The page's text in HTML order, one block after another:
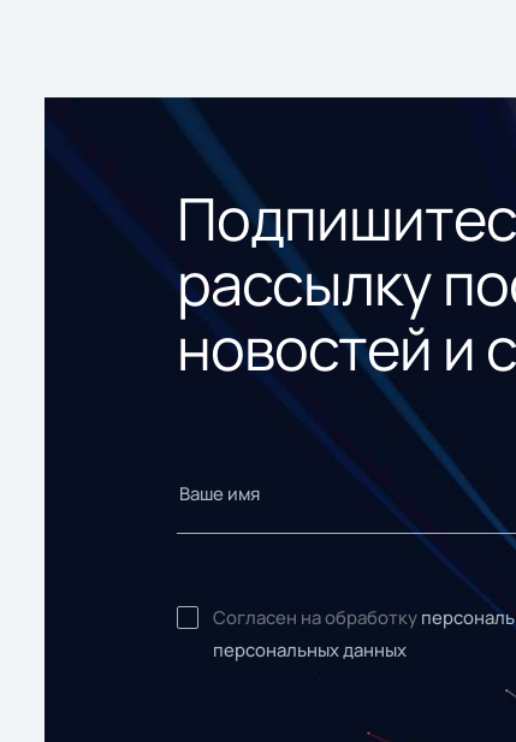
рассылку
новостей и
Согласен на обработку
персональных данных